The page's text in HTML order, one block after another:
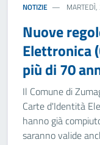
NOTIZIE
Nuove
Elettronica
più di 70
Il Comune di
Carte d'Identità
hanno già
saranno valide